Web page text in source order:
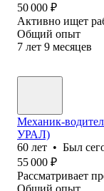
50 000 ₽
Активно ищет
Общий опыт
7 лет 9 месяцев
Механик-
УРАЛ)
60 лет • Был
55 000 ₽
Рассматривает
Общий опыт